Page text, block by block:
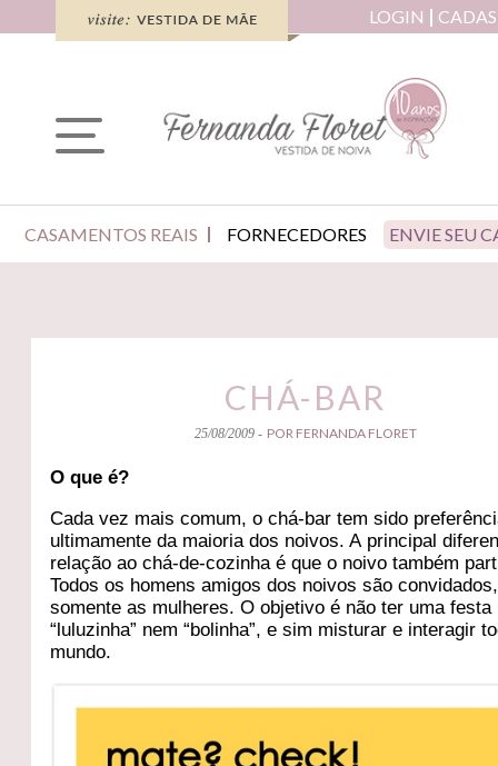
LOGIN
CASAMENTOS REAIS FORNECEDORES ENVIE SEU
CHÁ-BAR
25/08/2009 - POR FERNANDA FLORET
O que é?
Cada vez mais comum, o chá-bar tem sido
ultimamente da maioria dos noivos. A principal
relação ao chá-de-cozinha é que o noivo também
Todos os homens amigos dos noivos são
somente as mulheres. O objetivo é não ter uma festa
“luluzinha” nem “bolinha”, e sim misturar e interagir
mundo.